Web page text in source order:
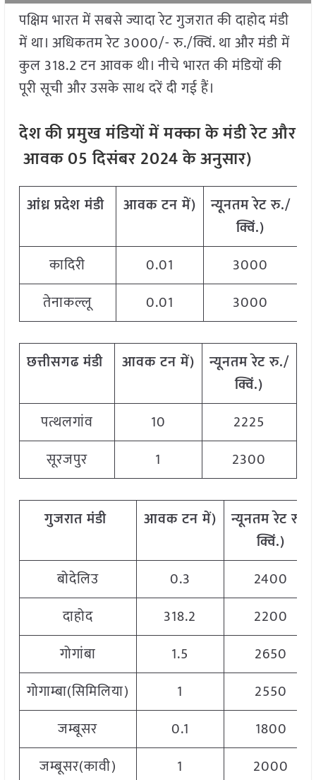
पक्षिम भारत में सबसे ज्यादा रेट गुजरात की दाहोद मंडी
में था। अधिकतम रेट 3000/- रु./क्विं. था और मंडी में
कुल 318.2 टन आवक थी। नीचे भारत की मंडियों की
पूरी सूची और उसके साथ दरें दी गई हैं।
देशकीप्रमुखमंडियोंमेंमक्काकेमंडीरेटऔर
आवक05दिसंबर2024केअनुसार)
आंध्रप्रदेशमंडी आवकटनमें) न्यूनतमरेटरु./
क्विं.)
कादिरी 0.01
3000
तेनाकल्लू
0.01 3000
छत्तीसगढमंडी आवकटनमें) न्यूनतमरेटरु./
क्विं.)
पत्थलगांव 10
2225
सूरजपुर
1 2300
गुजरातमंडी आवकटनमें) न्यूनतमरेटरु
क्विं.)
बोदेलिउ
0.3
2400
दाहोद
318.2
2200
गोगांबा
1.5
2650
गोगाम्बा(सिमिलिया)
1
2550
जम्बूसर
0.1
1800
जम्बूसर(कावी)
1
2000